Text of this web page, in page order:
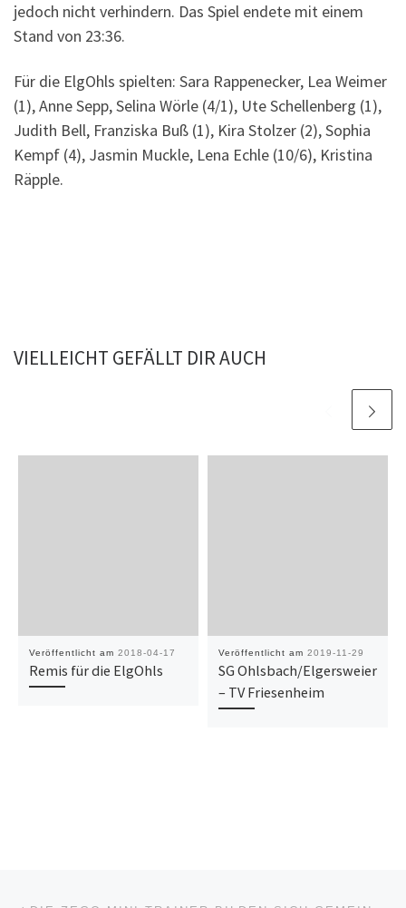
jedoch nicht verhindern. Das Spiel endete mit einem
Stand von 23:36.
Für die ElgOhls spielten: Sara Rappenecker, Lea Weimer
(1), Anne Sepp, Selina Wörle (4/1), Ute Schellenberg (1),
Judith Bell, Franziska Buß (1), Kira Stolzer (2), Sophia
Kempf (4), Jasmin Muckle, Lena Echle (10/6), Kristina
Räpple.
VIELLEICHT GEFÄLLT DIR AUCH
Veröffentlicht am 2018-04-17
Remis für die ElgOhls
Veröffentlicht am 2019-11-29
SG Ohlsbach/Elgersweier
– TV Friesenheim